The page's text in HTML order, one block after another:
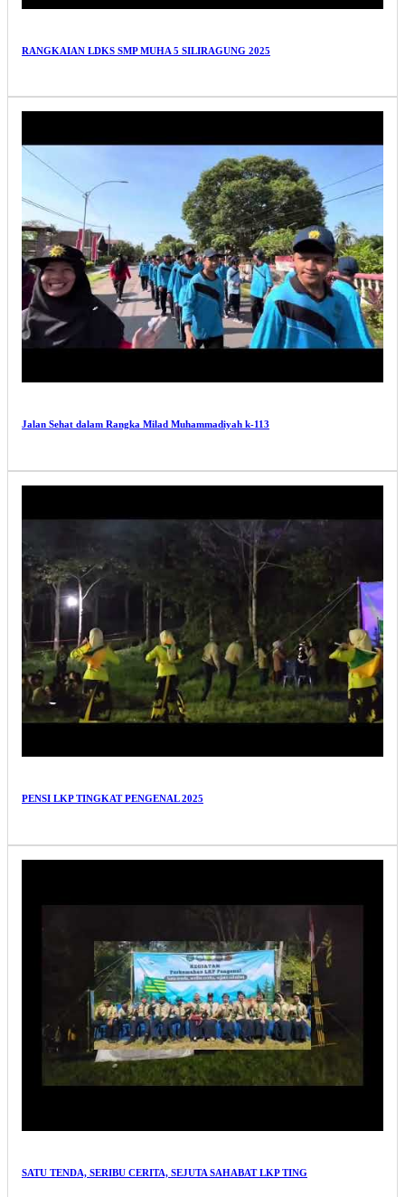
RANGKAIAN LDKS SMP MUHA 5 SILIRAGUNG 2025
Jalan Sehat dalam Rangka Milad Muhammadiyah k-113
PENSI LKP TINGKAT PENGENAL 2025
SATU TENDA, SERIBU CERITA, SEJUTA SAHABAT LKP TING